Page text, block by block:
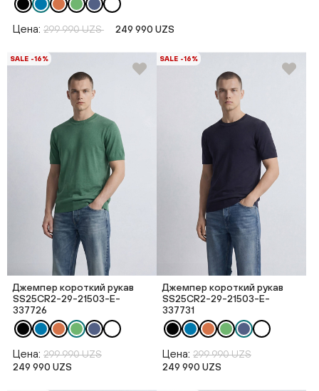
Цена: 299 990 UZS 249 990 UZS
SALE -16%
Джемпер короткий рукав
SS25CR2-29-21503-E-
337726
Цена: 299 990 UZS
249 990 UZS
SALE -16%
Джемпер короткий рукав
SS25CR2-29-21503-E-
337731
Цена: 299 990 UZS
249 990 UZS